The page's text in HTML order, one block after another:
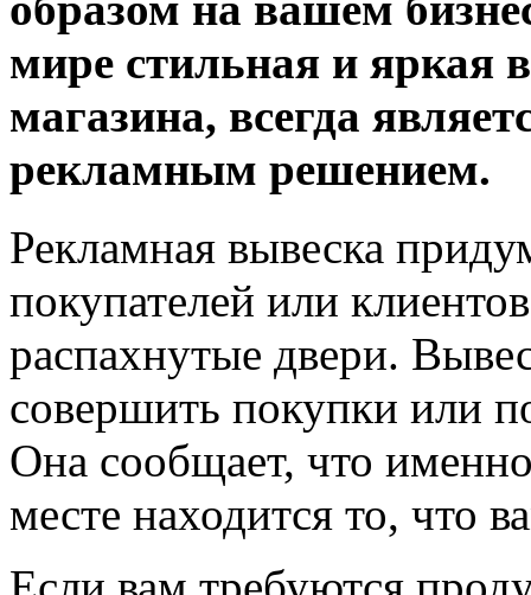
мире стильная и яркая
магазина, всегда
рекламным решением.
Рекламная вывеска
покупателей или
распахнутые двери.
совершить покупки или
Она сообщает, что
месте находится то, что